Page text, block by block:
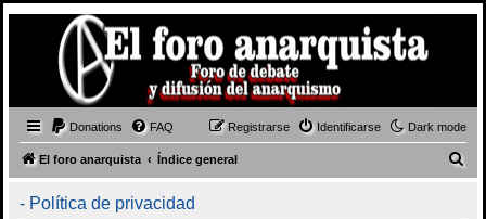
Dark mode
Donations FAQ Identificarse
Registrarse
El foro anarquista Índice general
- Política de privacidad